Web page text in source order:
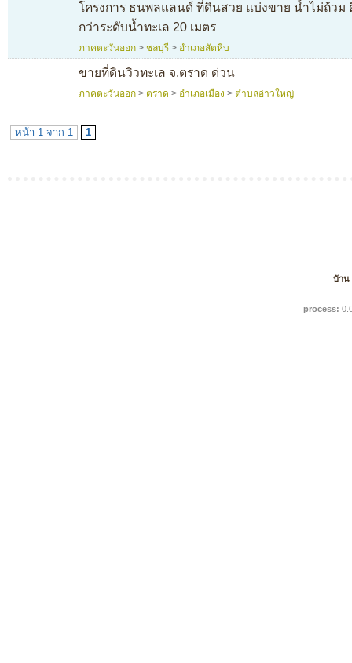
โครงการ ธนพลแลนด์ ที่ดินสวย แบ่งขาย น้ำไม่ถ้วม
กว่าระดับน้ำทะเล 20 เมตร
ภาคตะวันออก > ชลบุรี > อำเภอสัตหีบ
ขายที่ดินวิวทะเล จ.ตราด ด่วน
ภาคตะวันออก > ตราด > อำเภอเมือง > ตำบลอ่าวใหญ่
หน้า 1 จาก 1 1
บ้าน
process: